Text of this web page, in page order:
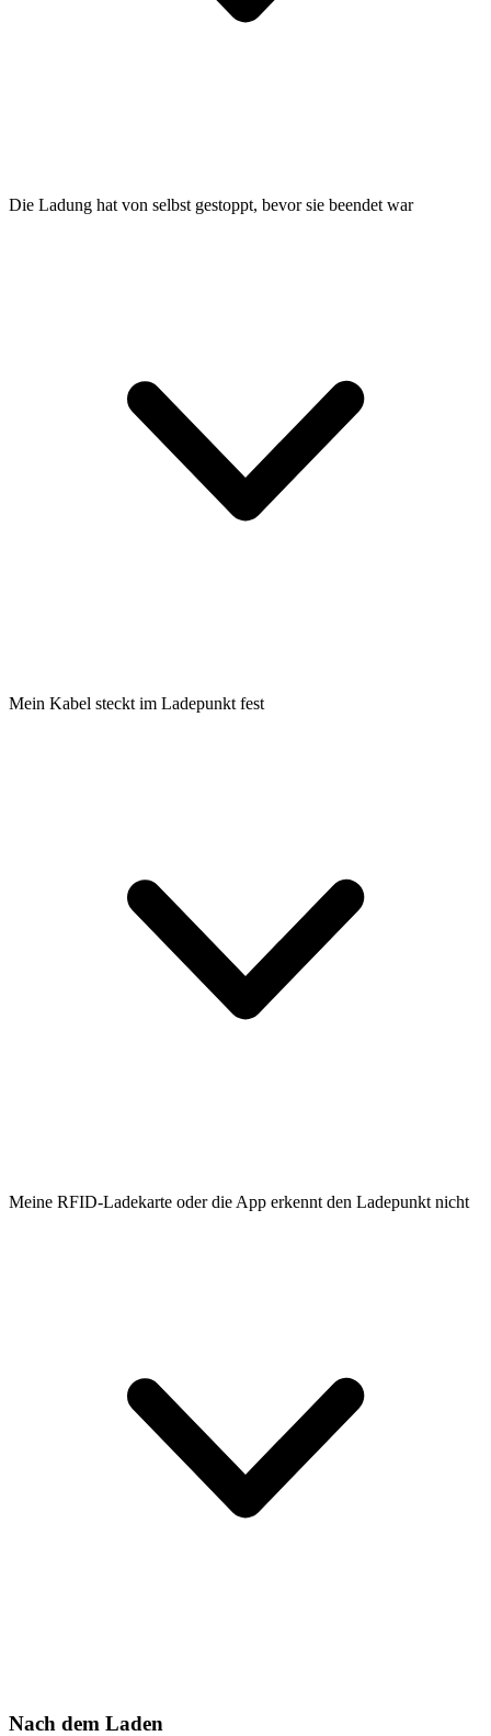
Die Ladung hat von selbst gestoppt, bevor sie beendet war
Mein Kabel steckt im Ladepunkt fest
Meine RFID-Ladekarte oder die App erkennt den Ladepunkt nicht
Nach dem Laden